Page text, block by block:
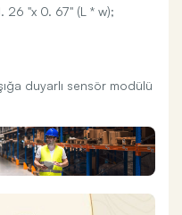
26 "x 0. 67" (L * w);
duyarlı sensör modülü